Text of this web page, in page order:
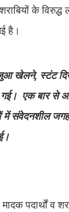
के विरुद्ध
है।
जुआ खेलने, स्टंट
गई। एक बार
में संवेदनशील
मादक पदार्थों